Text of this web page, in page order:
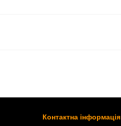
Контактна інформація